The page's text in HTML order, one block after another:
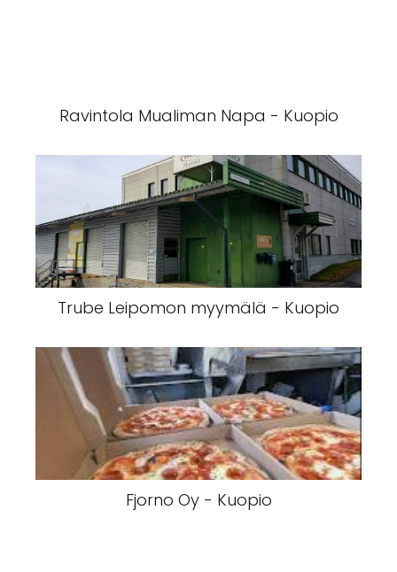
Ravintola Mualiman Napa - Kuopio
Trube Leipomon myymälä - Kuopio
Fjorno Oy - Kuopio